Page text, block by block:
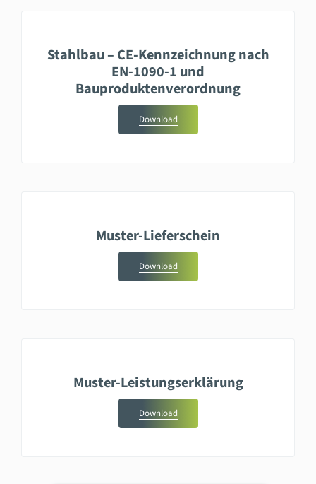
Stahlbau – CE-Kennzeichnung nach
EN-1090-1 und
Bauproduktenverordnung
Download
Muster-Lieferschein
Download
Muster-Leistungserklärung
Download